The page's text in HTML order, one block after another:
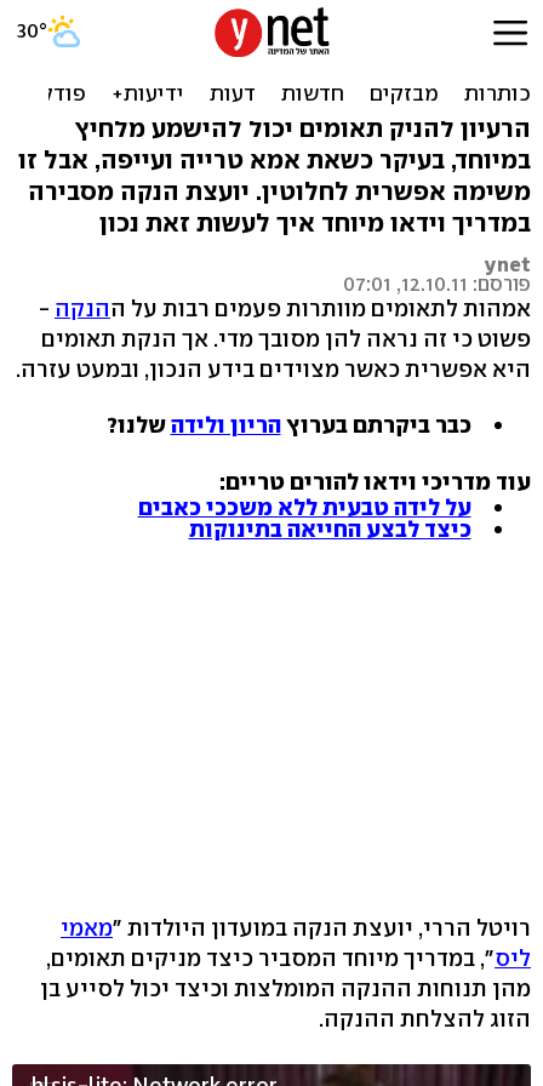
מדריך וידאו: כיצד להניק
בהצלחה תאומים
הרעיון להניק תאומים יכול להישמע מלחיץ
במיוחד, בעיקר כשאת אמא טרייה ועייפה, אבל זו
משימה אפשרית לחלוטין. יועצת הנקה מסבירה
במדריך וידאו מיוחד איך לעשות זאת נכון
ynet
פורסם: 12.10.11, 07:01
אמהות לתאומים מוותרות פעמים רבות על ההנקה -
פשוט כי זה נראה להן מסובך מדי. אך הנקת תאומים
היא אפשרית כאשר מצוידים בידע הנכון, ובמעט עזרה.
כבר ביקרתם בערוץהריון ולידהשלנו?
עוד מדריכי וידאו להורים טריים:
על לידה טבעית ללא משככי כאבים
כיצד לבצע החייאה בתינוקות
רויטל הררי, יועצת הנקה במועדון היולדות "מאמי
ליס", במדריך מיוחד המסביר כיצד מניקים תאומים,
מהן תנוחות ההנקה המומלצות וכיצד יכול לסייע בן
הזוג להצלחת ההנקה.